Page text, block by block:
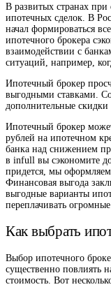
В развитых странах при
ипотечных сделок. В
начал формироваться
ипотечного брокера
взаимодействии с
ситуаций, например,
Ипотечный брокер
выгодными ставками.
дополнительные
Ипотечный брокер
рублей на ипотечном
банка над снижением
в infull вы сэкономите
придется, мы оформляем
Финансовая выгода
выгодные варианты
переплачивать
Как выбрать
Выбор ипотечного
существенно повлиять
стоимость. Вот